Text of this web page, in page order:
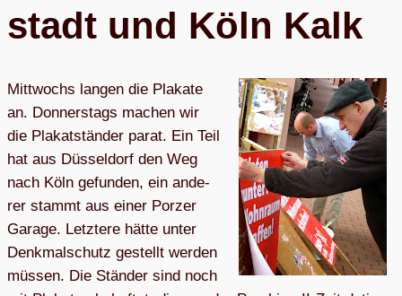
stadt und Köln Kalk
Mitt­wochs lan­gen die Pla­ka­te
an. Don­ners­tags ma­chen wir
die Pla­kat­stän­der pa­rat. Ein Teil
hat aus Düs­sel­dorf den Weg
nach Köln ge­fun­den, ein an­de­
rer stammt aus ei­ner Por­zer
Ga­ra­ge. Letz­te­re hät­te un­ter
Denk­mal­schutz ge­stellt wer­den
müs­sen. Die Stän­der sind noch